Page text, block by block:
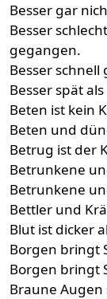
Besser gar
Besser
gegangen.
Besser
Besser spät
Beten ist kein
Beten und
Betrug ist der
Betrunkene
Betrunkene
Bettler und
Blut ist dicker
Borgen bringt
Borgen bringt
Braune